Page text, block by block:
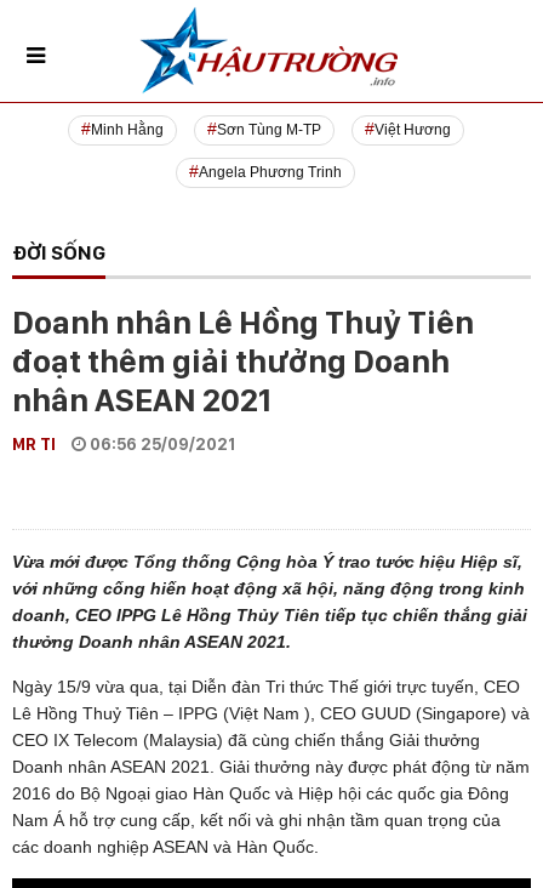
Minh Hằng Sơn Tùng M-TP Việt Hương
Angela Phương Trinh
ĐỜI SỐNG
Doanh nhân Lê Hồng Thuỷ Tiên
đoạt thêm giải thưởng Doanh
nhân ASEAN 2021
MR TI 06:56 25/09/2021
Vừa mới được Tổng thống Cộng hòa Ý trao tước hiệu Hiệp sĩ,
với những cống hiến hoạt động xã hội, năng động trong kinh
doanh, CEO IPPG Lê Hồng Thủy Tiên tiếp tục chiến thắng giải
thưởng Doanh nhân ASEAN 2021.
Ngày 15/9 vừa qua, tại Diễn đàn Tri thức Thế giới trực tuyến, CEO
Lê Hồng Thuỷ Tiên – IPPG (Việt Nam ), CEO GUUD (Singapore) và
CEO IX Telecom (Malaysia) đã cùng chiến thắng Giải thưởng
Doanh nhân ASEAN 2021. Giải thưởng này được phát động từ năm
2016 do Bộ Ngoại giao Hàn Quốc và Hiệp hội các quốc gia Đông
Nam Á hỗ trợ cung cấp, kết nối và ghi nhận tầm quan trọng của
các doanh nghiệp ASEAN và Hàn Quốc.